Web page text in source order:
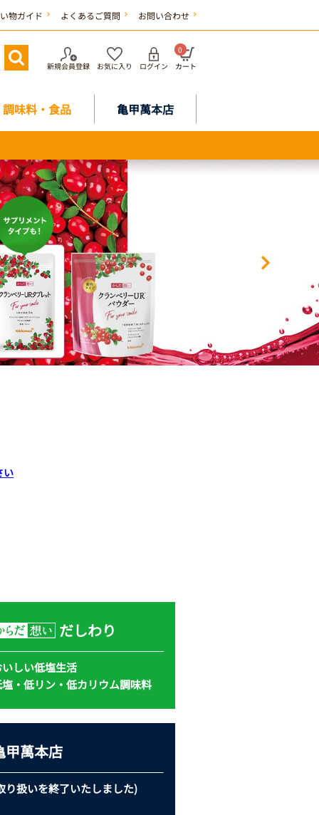
物ガイド よくあるご質問 お問い合わせ
新規会員登録 お気に入り ログイン
0
カート
調味料・食品 亀甲萬本店
い
だしわり
しい低塩生活
・低リン・低カリウム調味料
甲萬本店
り扱いを終了いたしました)